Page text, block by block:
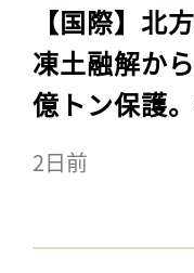
【国際】北
凍土融解か
億トン保護
2日前